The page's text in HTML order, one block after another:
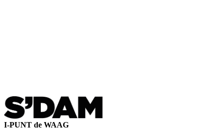
I-PUNT de WAAG